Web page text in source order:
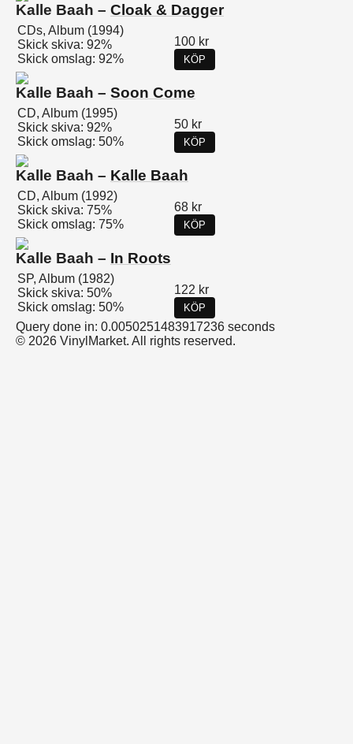
Kalle Baah – Cloak & Dagger
CDs, Album (1994)
Skick skiva: 92%
Skick omslag: 92%
100 kr
KÖP
Kalle Baah – Soon Come
CD, Album (1995)
Skick skiva: 92%
Skick omslag: 50%
50 kr
KÖP
Kalle Baah – Kalle Baah
CD, Album (1992)
Skick skiva: 75%
Skick omslag: 75%
68 kr
KÖP
Kalle Baah – In Roots
SP, Album (1982)
Skick skiva: 50%
Skick omslag: 50%
122 kr
KÖP
Query done in: 0.0050251483917236 seconds
© 2026 VinylMarket. All rights reserved.